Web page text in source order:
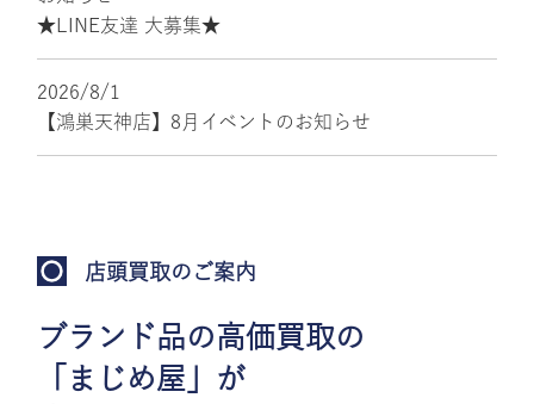
★LINE友達 大募集★
2026/8/1
【鴻巣天神店】8月イベントのお知らせ
店頭買取のご案内
ブランド品の高価買取の
「まじめ屋」が